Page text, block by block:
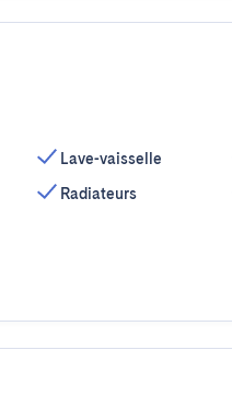
Lave-vaisselle
Radiateurs